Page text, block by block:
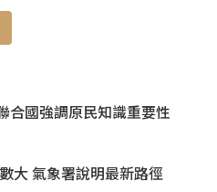
合國強調原民知識重要性
大 氣象署說明最新路徑